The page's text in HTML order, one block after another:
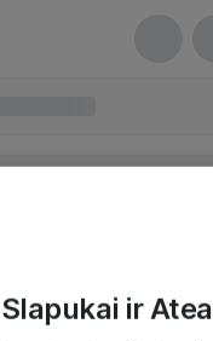
Slapukai ir Atea